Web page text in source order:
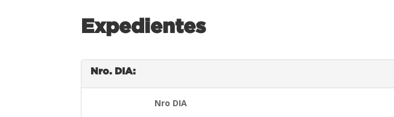
Expedientes
Nro. DIA:
Nro DIA